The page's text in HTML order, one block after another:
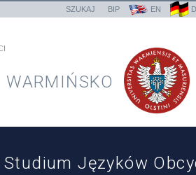
SZUKAJ BIP EN
WARMIŃSKO
Studium Języków